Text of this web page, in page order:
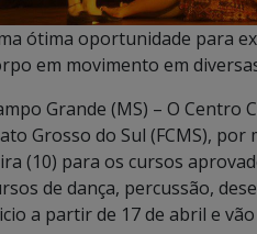
ótima oportunidade para
em movimento em
Grande (MS) – O Centro
Grosso do Sul (FCMS),
(10) para os cursos
de dança, percussão,
a partir de 17 de abril e